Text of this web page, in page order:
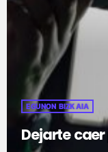
EGUNON BIZKAIA
Dejarte